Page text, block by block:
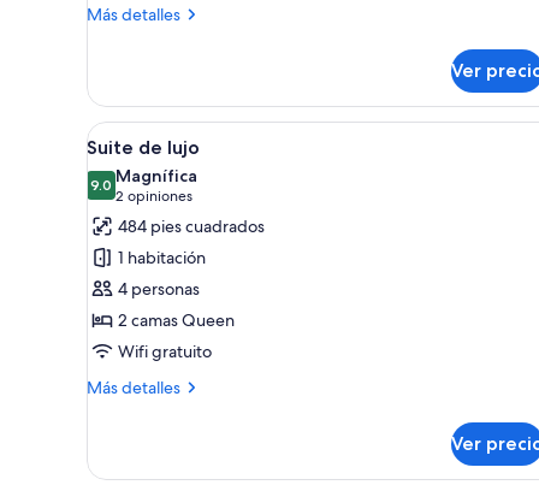
Más detalles
Más
Confort
Ver
Abrir
todas
las
fotos
de
Suite
de
lujo
Una habitación de hotel con
40
Suite de lujo
9.09.0 de 10
Magnífica
2 opiniones
(2
opiniones)
484 pies cuadrados
1 habitación
4 personas
2 camas Queen
Wifi gratuito
Más detalles
Más
de
Ver